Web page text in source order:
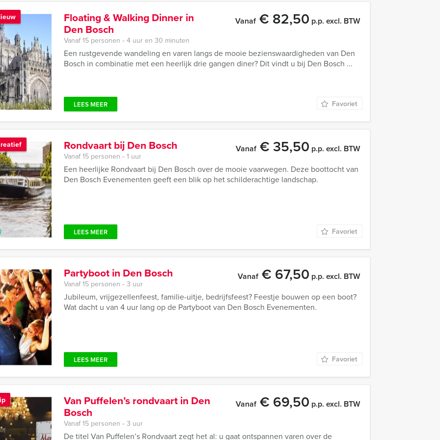
Floating & Walking Dinner in
Den Bosch
Vanaf€ 82,50 p.p. excl. BTW
Vanaf 15 personen ‐ 4 uur en 30 minuten
Een rustgevende wandeling en varen langs de mooie bezienswaardigheden van Den
Bosch in combinatie met een heerlijk drie gangen diner? Dit vindt u bij Den Bosch ...
LEES MEER Favoriet
Rondvaart bij Den Bosch Vanaf€ 35,50 p.p. excl. BTW
Vanaf 15 personen ‐ 1 uur
Een heerlijke Rondvaart bij Den Bosch over de mooie vaarwegen. Deze boottocht van
Den Bosch Evenementen geeft een blik op het schilderachtige landschap.
LEES MEER Favoriet
Partyboot in Den Bosch Vanaf€ 67,50 p.p. excl. BTW
Vanaf 15 personen ‐ 3 uur
Jubileum, vrijgezellenfeest, familie-uitje, bedrijfsfeest? Feestje bouwen op een boot?
Wat dacht u van 4 uur lang op de Partyboot van Den Bosch Evenementen.
LEES MEER Favoriet
Van Puffelen’s rondvaart in Den
Bosch
Vanaf€ 69,50 p.p. excl. BTW
Vanaf 15 personen ‐ 3 uur
De titel Van Puffelen’s Rondvaart zegt het al: u gaat ontspannen varen over de